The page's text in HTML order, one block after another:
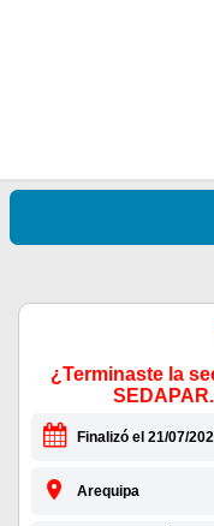
¿Terminaste la
Finalizó el 21/07/
Arequipa